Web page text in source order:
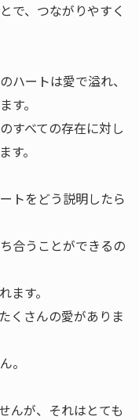
で、つながりやすく
ハートは愛で溢れ、
す。
すべての存在に対し
。
トをどう説明したら
合うことができるの
ます。
くさんの愛がありま
。
んが、それはとても